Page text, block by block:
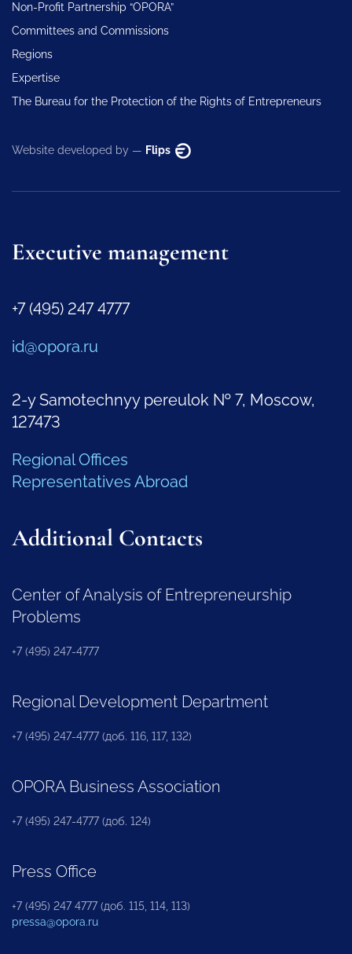
Non-Profit Partnership “OPORA”
Committees and Commissions
Regions
Expertise
The Bureau for the Protection of the Rights of Entrepreneurs
Website developed by — Flips
Executive management
+7 (495) 247 4777
id@opora.ru
2-y Samotechnyy pereulok № 7, Moscow,
127473
Regional Offices
Representatives Abroad
Additional Contacts
Center of Analysis of Entrepreneurship
Problems
+7 (495) 247-4777
Regional Development Department
+7 (495) 247-4777 (доб. 116, 117, 132)
OPORA Business Association
+7 (495) 247-4777 (доб. 124)
Press Office
+7 (495) 247 4777 (доб. 115, 114, 113)
pressa@opora.ru